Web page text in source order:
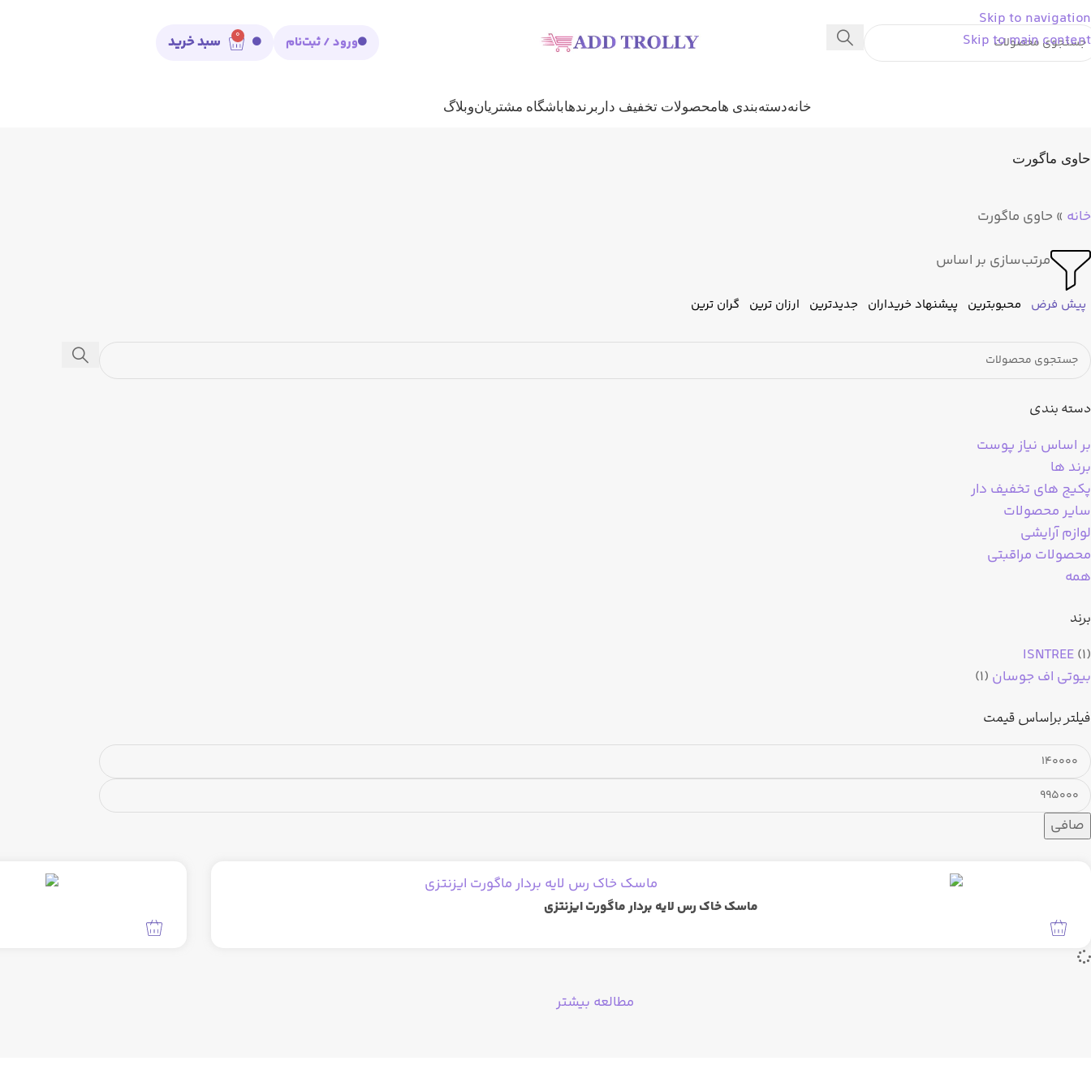
Skip to navigation
Skip to main content
ورود / ثبت‌نام 0 سبد خرید
خانهدسته‌بندی هامحصولات تخفیف دار برندهاباشگاه مشتریانوبلاگ
حاوی ماگورت
خانه » حاوی ماگورت
مرتب‌سازی بر اساس
پیش فرض محبوبترین پیشنهاد خریداران جدیدترین ارزان ترین گران ترین
دسته بندی
بر اساس نیاز پوست
برند ها
پکیج های تخفیف دار
سایر محصولات
لوازم آرایشی
محصولات مراقبتی
همه
برند
ISNTREE(1)
بیوتی اف جوسان (1)
فیلتر براساس قیمت
صافی
ماسک خاک رس لایه بردار ماگورت ایزنتزی
مطالعه بیشتر